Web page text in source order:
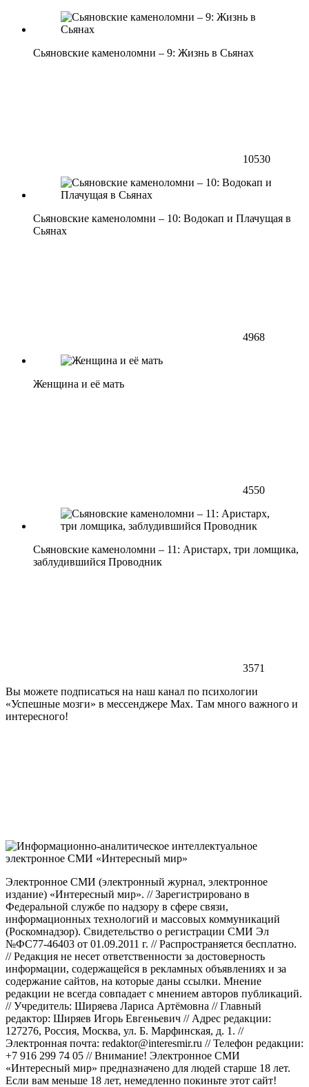
Сьяновские каменоломни – 9: Жизнь в Сьянах
10530
Сьяновские каменоломни – 10: Водокап и Плачущая в
Сьянах
4968
Женщина и её мать
4550
Сьяновские каменоломни – 11: Аристарх, три ломщика,
заблудившийся Проводник
3571
Вы можете подписаться на наш канал по психологии
«Успешные мозги» в мессенджере Max. Там много важного и
интересного!
Электронное СМИ (электронный журнал, электронное
издание) «Интересный мир». // Зарегистрировано в
Федеральной службе по надзору в сфере связи,
информационных технологий и массовых коммуникаций
(Роскомнадзор). Свидетельство о регистрации СМИ Эл
№ФС77-46403 от 01.09.2011 г. // Распространяется бесплатно.
// Редакция не несет ответственности за достоверность
информации, содержащейся в рекламных объявлениях и за
содержание сайтов, на которые даны ссылки. Мнение
редакции не всегда совпадает с мнением авторов публикаций.
// Учредитель: Ширяева Лариса Артёмовна // Главный
редактор: Ширяев Игорь Евгеньевич // Адрес редакции:
127276, Россия, Москва, ул. Б. Марфинская, д. 1. //
Электронная почта: redaktor@interesmir.ru // Телефон редакции:
+7 916 299 74 05 // Внимание! Электронное СМИ
«Интересный мир» предназначено для людей старше 18 лет.
Если вам меньше 18 лет, немедленно покиньте этот сайт!